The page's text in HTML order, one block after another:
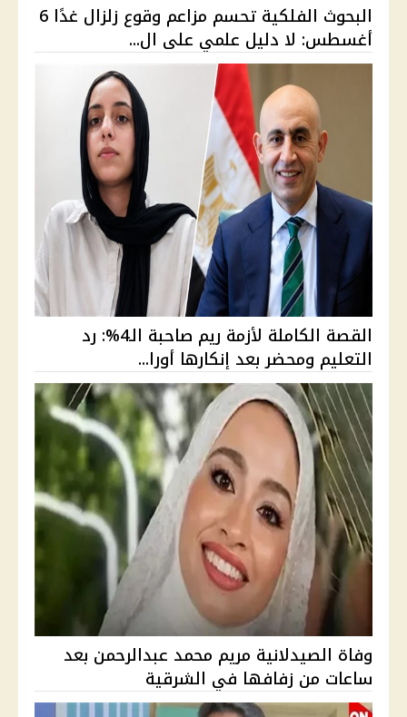
البحوث الفلكية تحسم مزاعم وقوع زلزال غدًا 6
أغسطس: لا دليل علمي على ال...
القصة الكاملة لأزمة ريم صاحبة الـ4%: رد
التعليم ومحضر بعد إنكارها أورا...
وفاة الصيدلانية مريم محمد عبدالرحمن بعد
ساعات من زفافها في الشرقية